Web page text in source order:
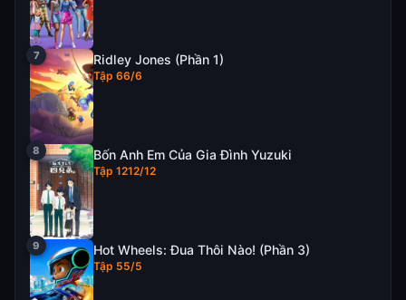
Ridley Jones (Phần 1)
Tập 66/6
Bốn Anh Em Của Gia Đình Yuzuki
Tập 1212/12
Hot Wheels: Đua Thôi Nào! (Phần 3)
Tập 55/5